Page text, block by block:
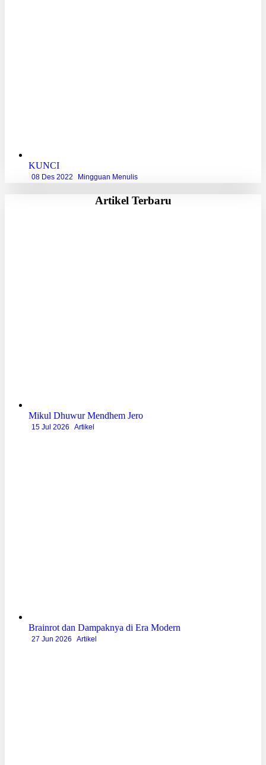
KUNCI
08 Des 2022 Mingguan Menulis
Artikel Terbaru
Mikul Dhuwur Mendhem Jero
15 Jul 2026 Artikel
Brainrot dan Dampaknya di Era Modern
27 Jun 2026 Artikel